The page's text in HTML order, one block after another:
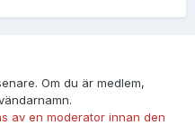
Om du är medlem,
av en moderator innan den